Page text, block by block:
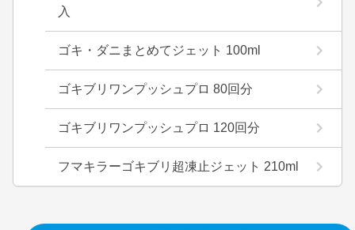
入
ゴキ・ダニまとめてジェット 100ml
ゴキブリワンプッシュプロ 80回分
ゴキブリワンプッシュプロ 120回分
フマキラーゴキブリ超凍止ジェット 210ml